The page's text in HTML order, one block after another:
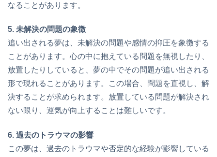
なることがあります。
5. 未解決の問題の象徴
追い出される夢は、未解決の問題や感情の抑圧を象徴する
ことがあります。心の中に抱えている問題を無視したり、
放置したりしていると、夢の中でその問題が追い出される
形で現れることがあります。この場合、問題を直視し、解
決することが求められます。放置している問題が解決され
ない限り、運気が向上することは難しいです。
6. 過去のトラウマの影響
この夢は、過去のトラウマや否定的な経験が影響している